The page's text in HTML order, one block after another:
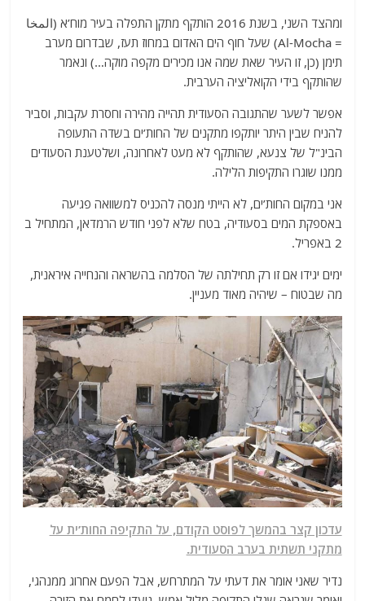
ומהצד השני, בשנת 2016 הותקף מתקן התפלה בעיר מוח’א (المخا
= Al-Mocha) שעל חוף הים האדום במחוז תעז, שבדרום מערב
תימן (כן, זו העיר שאת שמה אנו מכירים מקפה מוקה…) ונאמר
שהותקף בידי הקואליציה הערבית.
אפשר לשער שהתגובה הסעודית תהייה מהירה וחסרת עקבות, וסביר
להניח שבין היתר יותקפו מתקנים של החות’ים בשדה התעופה
הבינ"ל של צנעא, שהותקף לא מעט לאחרונה, ושלטענת הסעודים
ממנו שוגרו התקיפות הלילה.
אני במקום החות’ים, לא הייתי מנסה להכניס למשוואה פגיעה
באספקת המים בסעודיה, בטח שלא לפני חודש הרמדאן, המתחיל ב
2 באפריל.
ימים יגידו אם זו רק תחילתה של הסלמה בהשראה והנחייה איראנית,
מה שבטוח – שיהיה מאוד מעניין.
עדכון קצר בהמשך לפוסט הקודם, על התקיפה החות’ית על
מתקני תשתית בערב הסעודית.
נדיר שאני אומר את דעתי על המתרחש, אבל הפעם אחרוג ממנהגי,